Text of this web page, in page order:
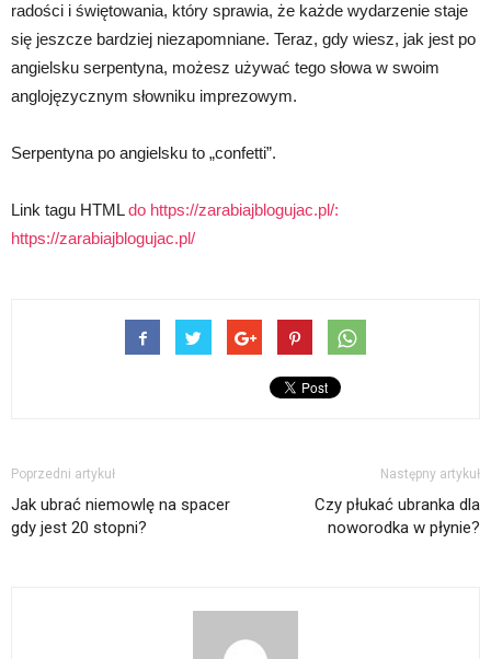
radości i świętowania, który sprawia, że każde wydarzenie staje
się jeszcze bardziej niezapomniane. Teraz, gdy wiesz, jak jest po
angielsku serpentyna, możesz używać tego słowa w swoim
anglojęzycznym słowniku imprezowym.
Serpentyna po angielsku to „confetti”.
Link tagu HTMLdo https://zarabiajblogujac.pl/:
https://zarabiajblogujac.pl/
Poprzedni artykuł
Jak ubrać niemowlę na spacer
gdy jest 20 stopni?
Następny artykuł
Czy płukać ubranka dla
noworodka w płynie?